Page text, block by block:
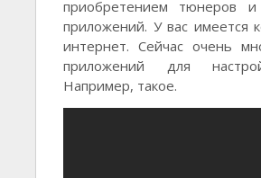
приобретением тюнеров и
приложений. У вас имеется
интернет. Сейчас очень
приложений для
Например, такое.